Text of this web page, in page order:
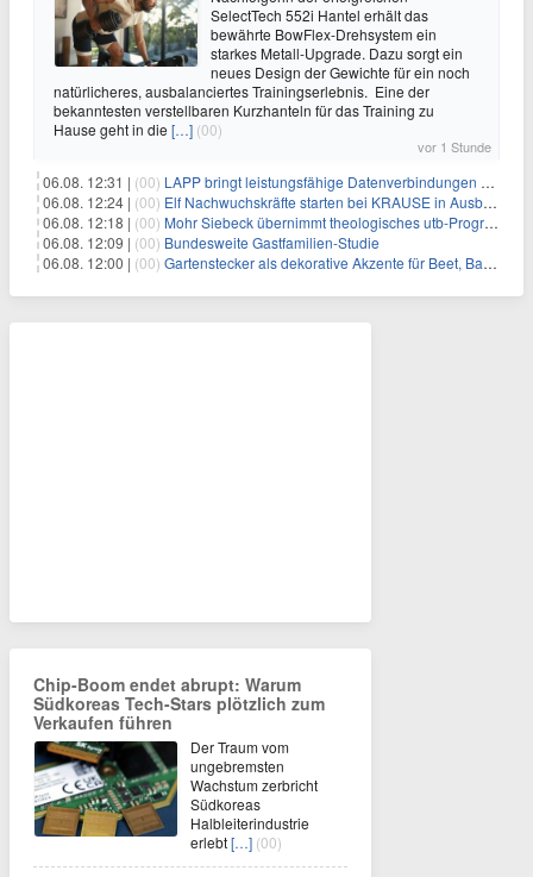
SelectTech 552i Hantel erhält das
bewährte BowFlex-Drehsystem ein
starkes Metall-Upgrade. Dazu sorgt ein
neues Design der Gewichte für ein noch
natürlicheres, ausbalanciertes Trainingserlebnis. Eine der
bekanntesten verstellbaren Kurzhanteln für das Training zu
Hause geht in die […] (00)
vor 1 Stunde
06.08. 12:31 | (00) LAPP bringt leistungsfähige Datenverbindungen auf die Schiene
06.08. 12:24 | (00) Elf Nachwuchskräfte starten bei KRAUSE in Ausbildung und Jahrespraktikum
06.08. 12:18 | (00) Mohr Siebeck übernimmt theologisches utb-Programm und die Zeitschrift für Neues Testament (ZNT) von Narr Francke Attempto
06.08. 12:09 | (00) Bundesweite Gastfamilien-Studie
06.08. 12:00 | (00) Gartenstecker als dekorative Akzente für Beet, Balkon und Terrasse | KNOBLOCH
Chip-Boom endet abrupt: Warum
Südkoreas Tech-Stars plötzlich zum
Verkaufen führen
Der Traum vom
ungebremsten
Wachstum zerbricht
Südkoreas
Halbleiterindustrie
erlebt[…] (00)